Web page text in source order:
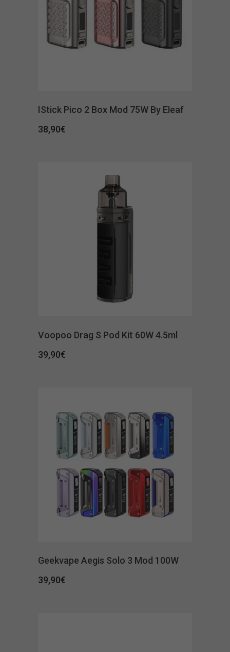
IStick Pico 2 Box Mod 75W By Eleaf
38,90€
Voopoo Drag S Pod Kit 60W 4.5ml
39,90€
Geekvape Aegis Solo 3 Mod 100W
39,90€